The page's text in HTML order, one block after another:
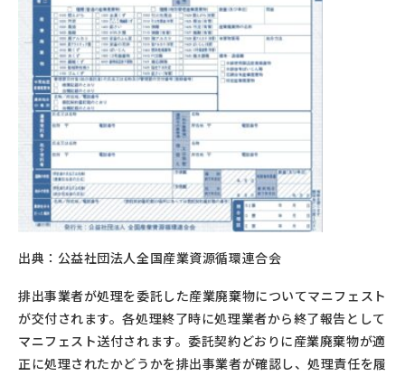
出典：公益社団法人全国産業資源循環連合会
排出事業者が処理を委託した産業廃棄物についてマニフェスト
が交付されます。各処理終了時に処理業者から終了報告として
マニフェスト送付されます。委託契約どおりに産業廃棄物が適
正に処理されたかどうかを排出事業者が確認し、処理責任を履